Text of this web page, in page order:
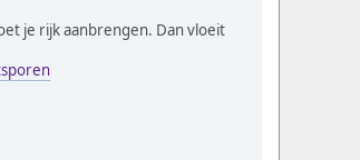
je rijk aanbrengen. Dan vloeit